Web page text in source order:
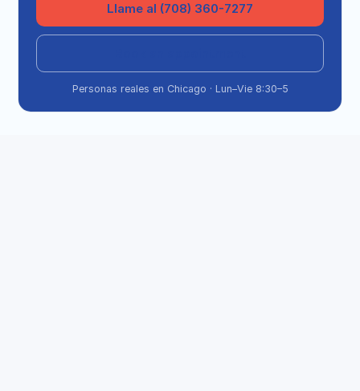
Llame al (708) 360-7277
Personas reales en Chicago · Lun–Vie 8:30–5